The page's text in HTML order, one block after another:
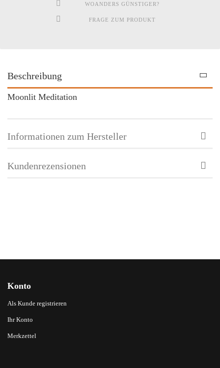
WOANDERS GÜNSTIGER?
FRAGE ZUM PRODUKT
Beschreibung
Moonlit Meditation
Informationen zum Hersteller
Kundenrezensionen
Konto
Als Kunde registrieren
Ihr Konto
Merkzettel